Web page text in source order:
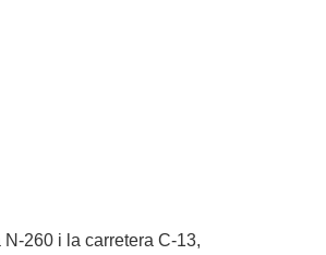
N-260 i la carretera C-13,